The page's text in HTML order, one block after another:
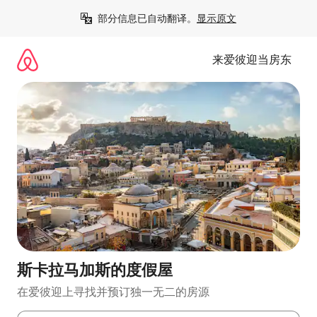
部分信息已自动翻译。 显示原文
来爱彼迎当房东
斯卡拉马加斯的度假屋
在爱彼迎上寻找并预订独一无二的房源